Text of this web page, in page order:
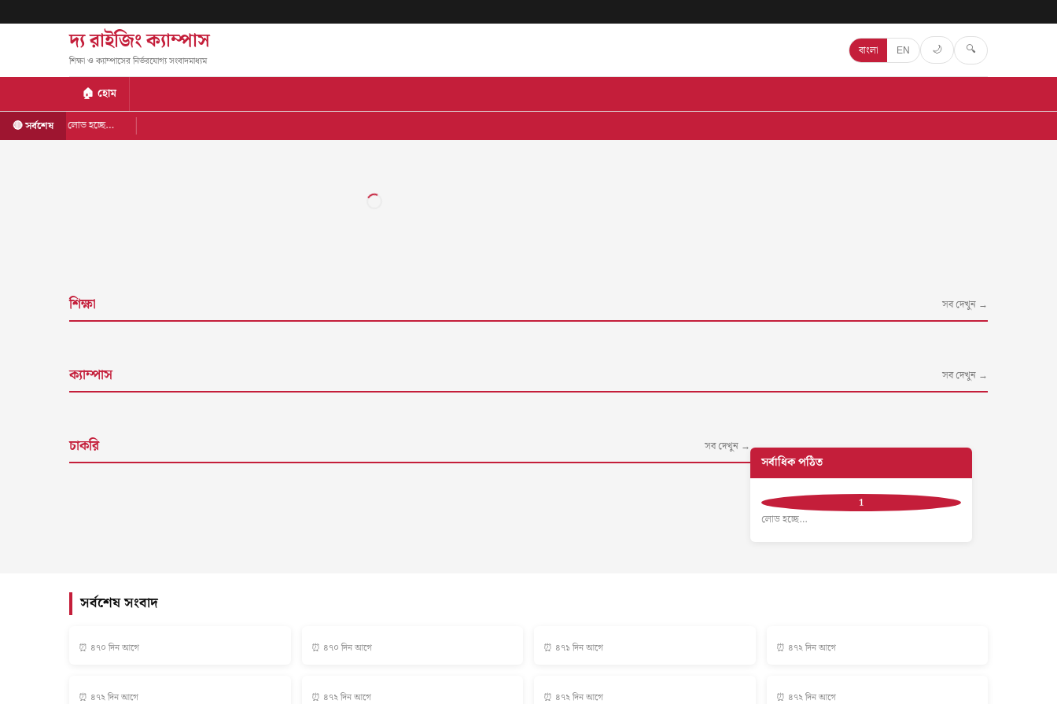
দ্য রাইজিং ক্যাম্পাস
শিক্ষা ও ক্যাম্পাসের নির্ভরযোগ্য সংবাদমাধ্যম
বাংলা EN 🌙 🔍
🏠 হোম
🔴 সর্বশেষ লোড হচ্ছে…
শিক্ষা সব দেখুন →
ক্যাম্পাস সব দেখুন →
চাকরি সব দেখুন →
সর্বাধিক পঠিত
লোড হচ্ছে…
সর্বশেষ সংবাদ
⏰ ৪৭০ দিন আগে ⏰ ৪৭০ দিন আগে ⏰ ৪৭১ দিন আগে ⏰ ৪৭২ দিন আগে
⏰ ৪৭২ দিন আগে ⏰ ৪৭২ দিন আগে ⏰ ৪৭২ দিন আগে ⏰ ৪৭২ দিন আগে